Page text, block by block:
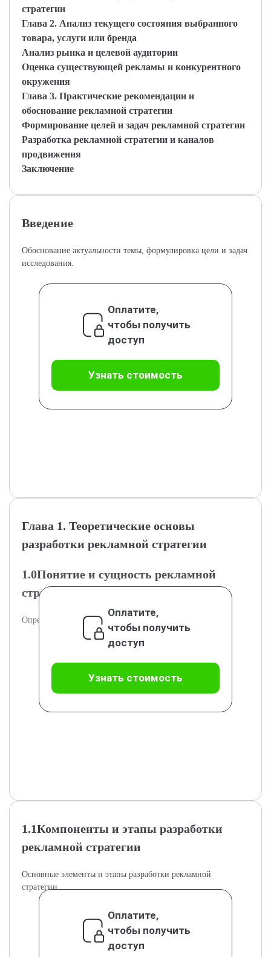
стратегии
Глава 2. Анализ текущего состояния выбранного
товара, услуги или бренда
Анализ рынка и целевой аудитории
Оценка существующей рекламы и конкурентного
окружения
Глава 3. Практические рекомендации и
обоснование рекламной стратегии
Формирование целей и задач рекламной стратегии
Разработка рекламной стратегии и каналов
продвижения
Заключение
Введение
Обоснование актуальности темы, формулировка цели и задач
исследования.
Оплатите,
чтобы получить
доступ
Узнать стоимость
Глава 1. Теоретические основы
разработки рекламной стратегии
1.0Понятие и сущность рекламной
стратегии
Определение и роль рекламной стратегии в маркетинге.
Оплатите,
чтобы получить
доступ
Узнать стоимость
1.1Компоненты и этапы разработки
рекламной стратегии
Основные элементы и этапы разработки рекламной
стратегии.
Оплатите,
чтобы получить
доступ